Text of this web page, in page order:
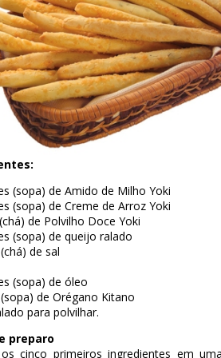
(sopa) de Amido de Milho Yoki
(sopa) de Creme de Arroz Yoki
de Polvilho Doce Yoki
(sopa) de queijo ralado
de sal
(sopa) de óleo
de Orégano Kitano
para polvilhar.
preparo
cinco primeiros ingredientes em